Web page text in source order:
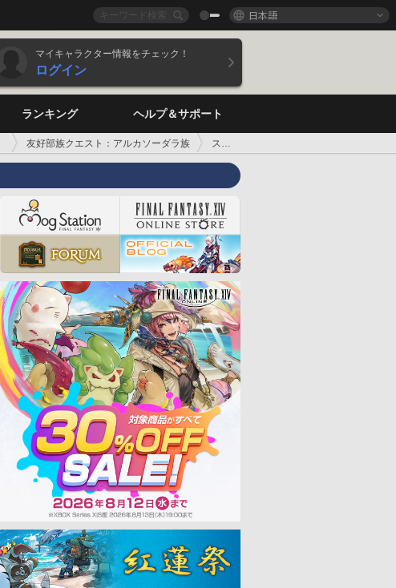
日本語
マイキャラクター情報をチェック！
ログイン
ランキング ヘルプ＆サポート
友好部族クエスト：アルカソーダラ族 ストーリークエスト